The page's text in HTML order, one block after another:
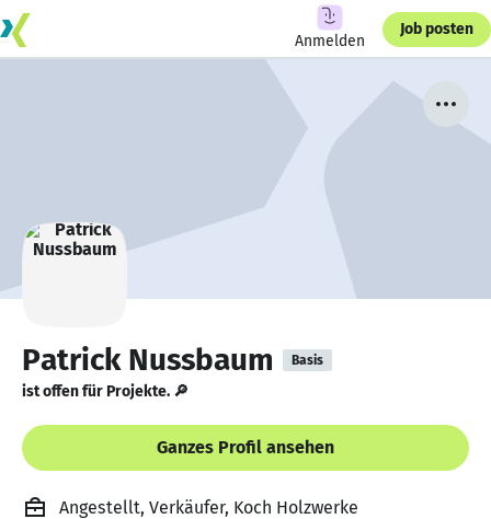
Anmelden
Job posten
Patrick Nussbaum Basis
ist offen für Projekte. 🔎
Ganzes Profil ansehen
Angestellt, Verkäufer, Koch Holzwerke